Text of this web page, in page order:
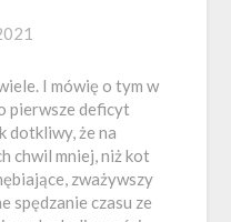
I mówię o tym w
pierwsze deficyt
dotkliwy, że na
chwil mniej, niż kot
zważywszy
spędzanie czasu ze